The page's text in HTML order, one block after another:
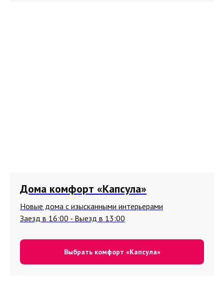
Дома комфорт «Капсула»
Новые дома с изысканными интерьерами
Заезд в 16:00 - Выезд в 13:00
Выбрать комфорт «Капсула»